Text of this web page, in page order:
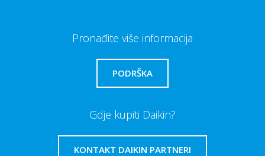
Pronađite više informacija
PODRŠKA
Gdje kupiti Daikin?
KONTAKT DAIKIN PARTNERI